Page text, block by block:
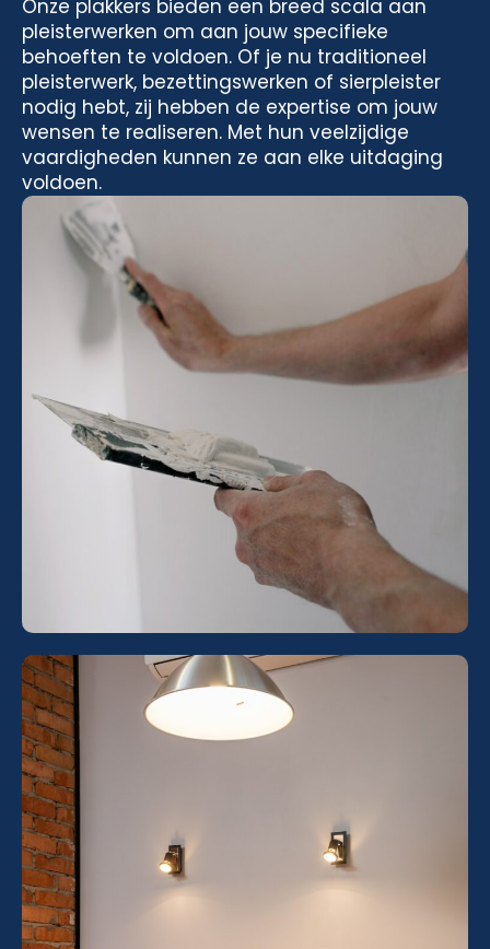
Onze plakkers bieden een breed scala aan
pleisterwerken om aan jouw specifieke
behoeften te voldoen. Of je nu traditioneel
pleisterwerk, bezettingswerken of sierpleister
nodig hebt, zij hebben de expertise om jouw
wensen te realiseren. Met hun veelzijdige
vaardigheden kunnen ze aan elke uitdaging
voldoen.